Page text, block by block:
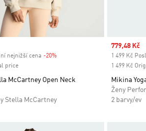
nejnižší cena -20%
price
McCartney Open Neck
Stella McCartney
Sale price
779,48 Kč
1 499 Kč
1 499 Kč
Mikina
Ženy
2 barvy/ev